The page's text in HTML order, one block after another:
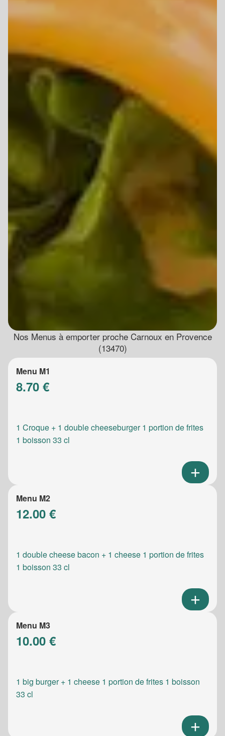
Nos Menus à emporter proche Carnoux en Provence
(13470)
Menu M1
8.70 €
1 Croque + 1 double cheeseburger 1 portion de frites
1 boisson 33 cl
Menu M2
12.00 €
1 double cheese bacon + 1 cheese 1 portion de frites
1 boisson 33 cl
Menu M3
10.00 €
1 big burger + 1 cheese 1 portion de frites 1 boisson
33 cl